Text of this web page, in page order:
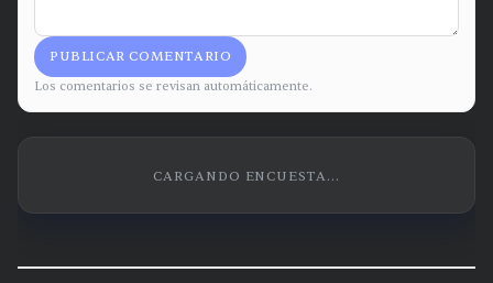
PUBLICAR COMENTARIO
Los comentarios se revisan automáticamente.
CARGANDO ENCUESTA...